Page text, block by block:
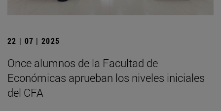
22 | 07 | 2025
Once alumnos de la Facultad de
Económicas aprueban los niveles iniciales
del CFA